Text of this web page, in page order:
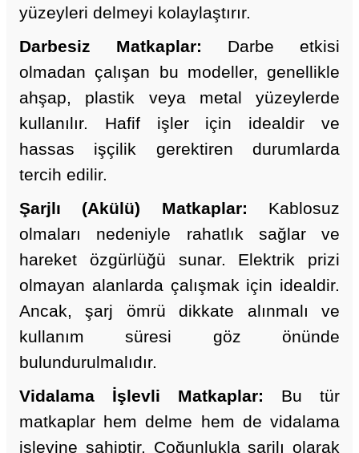
yüzeyleri delmeyi kolaylaştırır.
Darbesiz Matkaplar: Darbe etkisi
olmadan çalışan bu modeller, genellikle
ahşap, plastik veya metal yüzeylerde
kullanılır. Hafif işler için idealdir ve
hassas işçilik gerektiren durumlarda
tercih edilir.
Şarjlı (Akülü) Matkaplar: Kablosuz
olmaları nedeniyle rahatlık sağlar ve
hareket özgürlüğü sunar. Elektrik prizi
olmayan alanlarda çalışmak için idealdir.
Ancak, şarj ömrü dikkate alınmalı ve
kullanım süresi göz önünde
bulundurulmalıdır.
Vidalama İşlevli Matkaplar: Bu tür
matkaplar hem delme hem de vidalama
işlevine sahiptir. Çoğunlukla şarjlı olarak